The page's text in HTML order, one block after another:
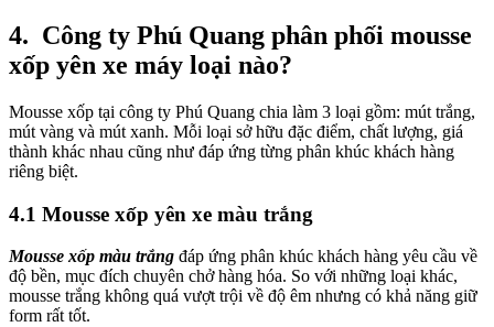
4. Công ty Phú Quang phân phối mousse
xốp yên xe máy loại nào?
Mousse xốp tại công ty Phú Quang chia làm 3 loại gồm: mút trắng,
mút vàng và mút xanh. Mỗi loại sở hữu đặc điểm, chất lượng, giá
thành khác nhau cũng như đáp ứng từng phân khúc khách hàng
riêng biệt.
4.1 Mousse xốp yên xe màu trắng
Mousse xốp màu trắng đáp ứng phân khúc khách hàng yêu cầu về
độ bền, mục đích chuyên chở hàng hóa. So với những loại khác,
mousse trắng không quá vượt trội về độ êm nhưng có khả năng giữ
form rất tốt.